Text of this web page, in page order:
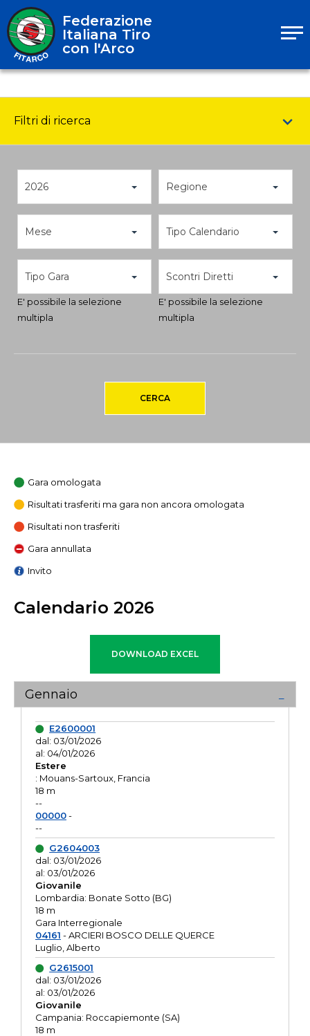
Federazione
Italiana Tiro
con l'Arco
Filtri di ricerca
2026 Regione
Mese Tipo Calendario
Tipo Gara
E' possibile la selezione
multipla
Scontri Diretti
E' possibile la selezione
multipla
CERCA
Gara omologata
Risultati trasferiti ma gara non ancora omologata
Risultati non trasferiti
Gara annullata
Invito
Calendario 2026
Gennaio
E2600001
dal: 03/01/2026
al: 04/01/2026
Estere
: Mouans-Sartoux, Francia
18 m
--
00000-
--
G2604003
dal: 03/01/2026
al: 03/01/2026
Giovanile
Lombardia: Bonate Sotto (BG)
18 m
Gara Interregionale
04161 - ARCIERI BOSCO DELLE QUERCE
Luglio, Alberto
G2615001
dal: 03/01/2026
al: 03/01/2026
Giovanile
Campania: Roccapiemonte (SA)
18 m